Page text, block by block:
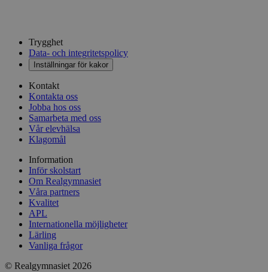
Trygghet
Data- och integritetspolicy
Inställningar för kakor
Kontakt
Kontakta oss
Jobba hos oss
Samarbeta med oss
Vår elevhälsa
Klagomål
Information
Inför skolstart
Om Realgymnasiet
Våra partners
Kvalitet
APL
Internationella möjligheter
Lärling
Vanliga frågor
© Realgymnasiet 2026